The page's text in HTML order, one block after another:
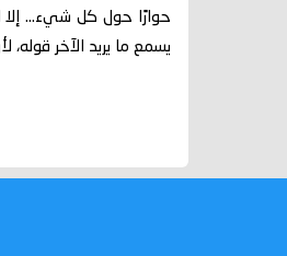
حوارًا حول كل شيء... إلا
يسمع ما يريد الآخر